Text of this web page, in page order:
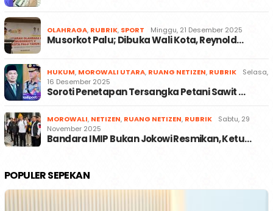
OLAHRAGA, RUBRIK, SPORT Minggu, 21 Desember 2025
Musorkot Palu; Dibuka Wali Kota, Reynold…
HUKUM, MOROWALI UTARA, RUANG NETIZEN, RUBRIK
Selasa,
16 Desember 2025
Soroti Penetapan Tersangka Petani Sawit …
MOROWALI, NETIZEN, RUANG NETIZEN, RUBRIK
Sabtu, 29
November 2025
Bandara IMIP Bukan Jokowi Resmikan, Ketu…
POPULER SEPEKAN